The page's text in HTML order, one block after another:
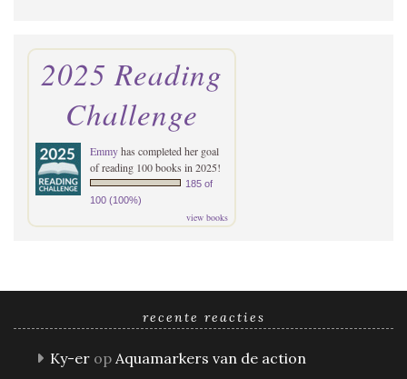
2025 Reading
Challenge
Emmyhas completed her goal
of reading 100 books in 2025!
185 of
100 (100%)
view books
recente reacties
Ky-er op Aquamarkers van de action